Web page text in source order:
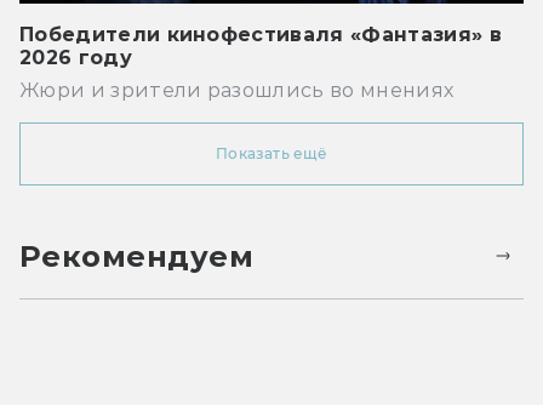
Победители кинофестиваля «Фантазия» в
2026 году
Жюри и зрители разошлись во мнениях
Показать ещё
Рекомендуем